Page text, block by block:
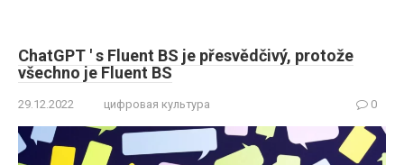
ChatGPT ' s Fluent BS je přesvědčivý, protože
všechno je Fluent BS
29.12.2022 цифровая культура 0